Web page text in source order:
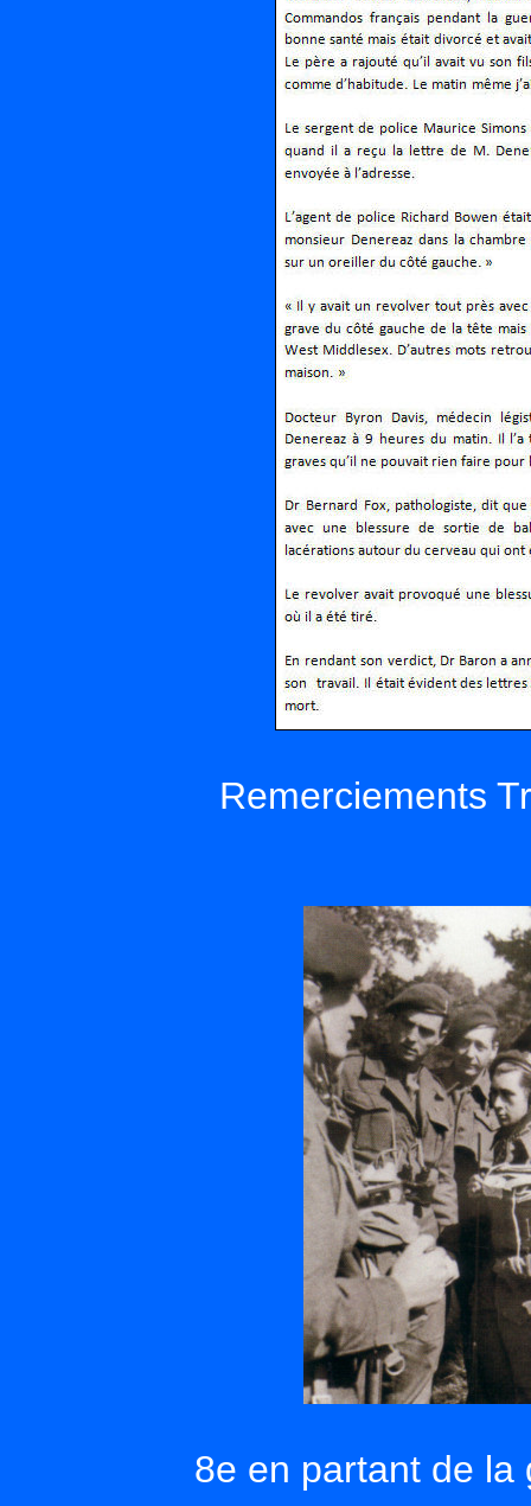
Remerciements
8e en partant de la